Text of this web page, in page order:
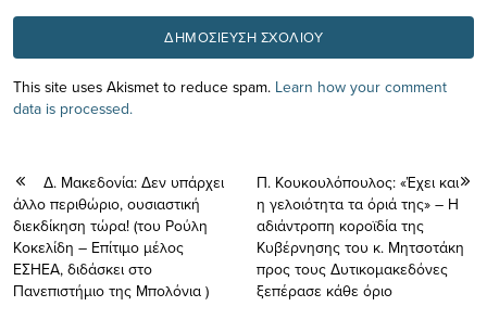
This site uses Akismet to reduce spam. Learn how your comment
data is processed.
Δ. Μακεδονία: Δεν υπάρχει
άλλο περιθώριο, ουσιαστική
διεκδίκηση τώρα! (του Ρούλη
Κοκελίδη – Επίτιμο μέλος
ΕΣΗΕΑ, διδάσκει στο
Πανεπιστήμιο της Μπολόνια )
Π. Κουκουλόπουλος: «Έχει και
η γελοιότητα τα όριά της» – Η
αδιάντροπη κοροϊδία της
Κυβέρνησης του κ. Μητσοτάκη
προς τους Δυτικομακεδόνες
ξεπέρασε κάθε όριο